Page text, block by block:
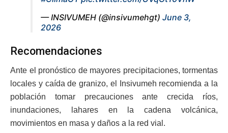
— INSIVUMEH (@insivumehgt) June 3,
2026
Recomendaciones
Ante el pronóstico de mayores precipitaciones, tormentas
locales y caída de granizo, el Insivumeh recomienda a la
población tomar precauciones ante crecida ríos,
inundaciones, lahares en la cadena volcánica,
movimientos en masa y daños a la red vial.